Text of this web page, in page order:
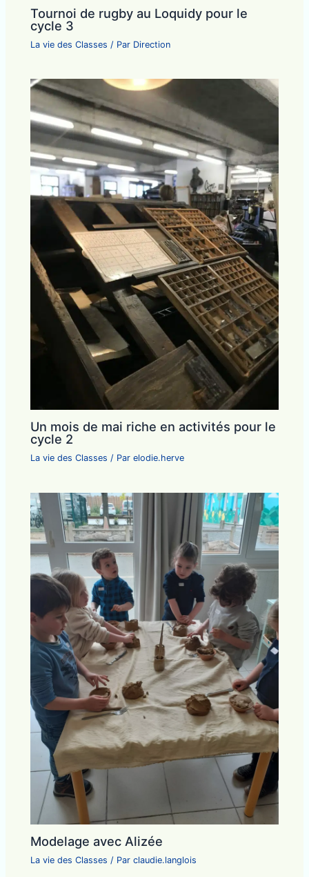
Tournoi de rugby au Loquidy pour le
cycle 3
La vie des Classes / Par Direction
Un mois de mai riche en activités pour le
cycle 2
La vie des Classes / Parelodie.herve
Modelage avec Alizée
La vie des Classes / Parclaudie.langlois